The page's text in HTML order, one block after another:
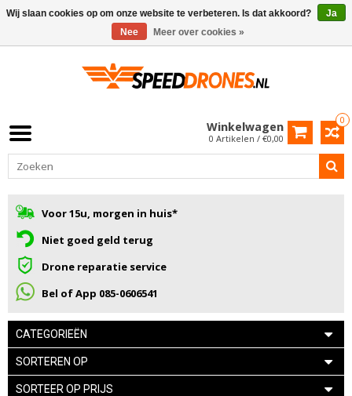
0
Winkelwagen
0 Artikelen / €0,00
Voor 15u, morgen in huis*
Niet goed geld terug
Drone reparatie service
Bel of App 085-0606541
CATEGORIEËN
SORTEREN OP
SORTEER OP PRIJS
Wij slaan cookies op om onze website te verbeteren. Is dat akkoord?
Ja
Nee
Meer over cookies »